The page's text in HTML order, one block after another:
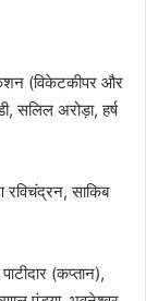
(विकेटकीपर और
सलिल अरोड़ा, हर्ष
रविचंद्रन, साकिब
(कप्तान),